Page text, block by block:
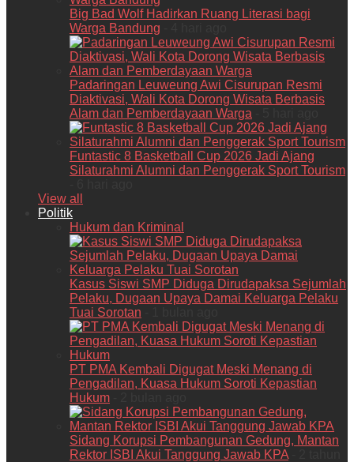
Big Bad Wolf Hadirkan Ruang Literasi bagi
Warga Bandung
Padaringan Leuweung Awi Cisurupan Resmi
Diaktivasi, Wali Kota Dorong Wisata Berbasis
Alam dan Pemberdayaan Warga
Funtastic 8 Basketball Cup 2026 Jadi Ajang
Silaturahmi Alumni dan Penggerak Sport Tourism
View all
Politik
Hukum dan Kriminal
Kasus Siswi SMP Diduga Dirudapaksa Sejumlah
Pelaku, Dugaan Upaya Damai Keluarga Pelaku
Tuai Sorotan
PT PMA Kembali Digugat Meski Menang di
Pengadilan, Kuasa Hukum Soroti Kepastian
Hukum
Sidang Korupsi Pembangunan Gedung, Mantan
Rektor ISBI Akui Tanggung Jawab KPA